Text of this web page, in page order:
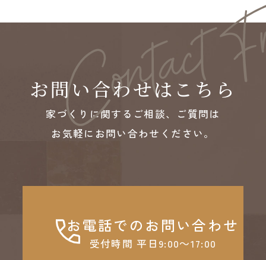
お問い合わせはこちら
家づくりに関するご相談、ご質問は
お気軽にお問い合わせください。
お電話でのお問い合わせ
受付時間 平日9:00～17:00